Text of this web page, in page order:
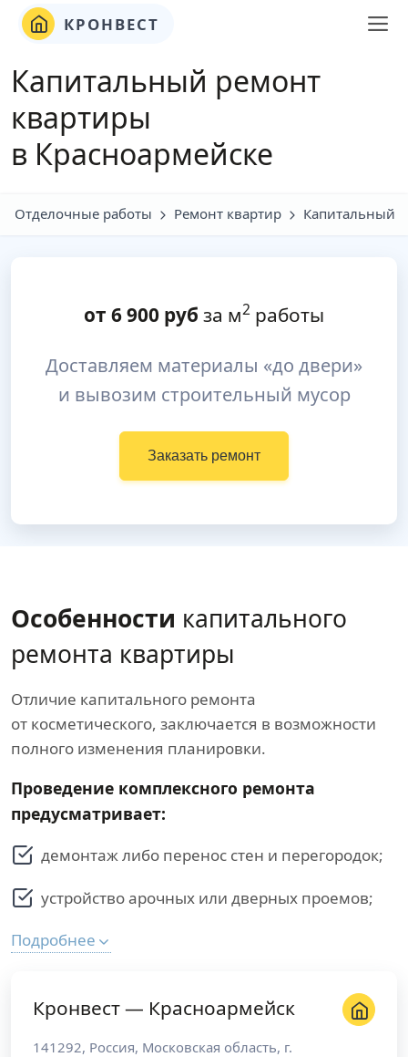
КРОНВЕСТ
Капитальный ремонт
квартиры
в Красноармейске
Отделочные работы Ремонт квартир Капитальный
от 6 900 руб за м2 работы
Доставляем материалы «до двери»
и вывозим строительный мусор
Заказать ремонт
Особенности капитального
ремонта квартиры
Отличие капитального ремонта
от косметического, заключается в возможности
полного изменения планировки.
Проведение комплексного ремонта
предусматривает:
демонтаж либо перенос стен и перегородок;
устройство арочных или дверных проемов;
Подробнее
Кронвест — Красноармейск
141292, Россия, Московская область, г.